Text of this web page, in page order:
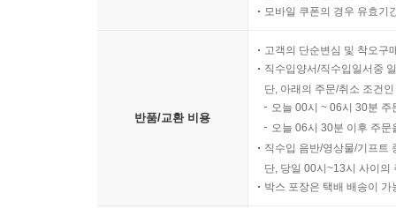
모바일 쿠폰의 경우 유효기
반품/교환 비용
고객의 단순변심 및 착오구
직수입양서/직수입일서중
단, 아래의 주문/취소 조건
오늘 00시 ~ 06시 30분
오늘 06시 30분 이후 주
직수입 음반/영상물/기프트
단, 당일 00시~13시 사이의
박스 포장은 택배 배송이